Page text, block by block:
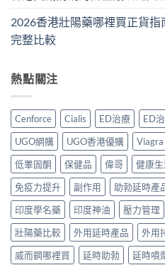
2026香港壯陽藥哪裡買正貨
完整比較
熱點關注
Cenforce Cialis ED治療 ED
UGO網購
UGO香港優購 Viagra
低睪固酮
保健品 偉哥 健康
免疫力提升
副作用 助勃延時產
印度學名藥
印度神油 壓力管理
壯陽藥比較
外用延時產品 外用
威而鋼哪裡買
延時助勃 延時噴